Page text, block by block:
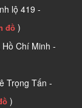
lộ 419 -
đồ )
Chí Minh -
Trọng Tấn -
)